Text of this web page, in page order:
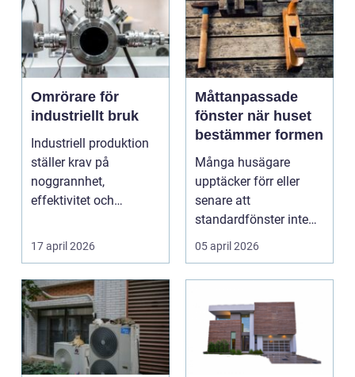
Omrörare för
industriellt bruk
Industriell produktion
ställer krav på
noggrannhet,
effektivitet och
17 april 2026
Måttanpassade
fönster när huset
bestämmer formen
Många husägare
upptäcker förr eller
senare att
standardfönster inte
riktigt passar. Kanske
är huset ...
05 april 2026